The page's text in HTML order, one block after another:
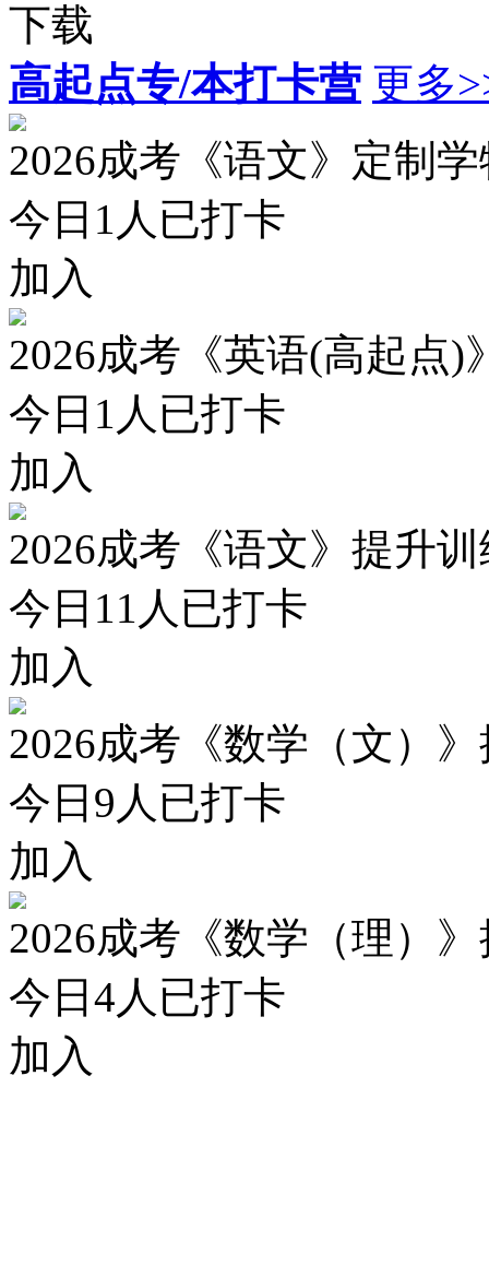
下载
高起点专/本打卡营 更多
2026成考《语文》定制
今日 1 人已打卡
加入
2026成考《英语(高起点)
今日 1 人已打卡
加入
2026成考《语文》提升
今日 11 人已打卡
加入
2026成考《数学（文）
今日 9 人已打卡
加入
2026成考《数学（理）
今日 4人已打卡
加入